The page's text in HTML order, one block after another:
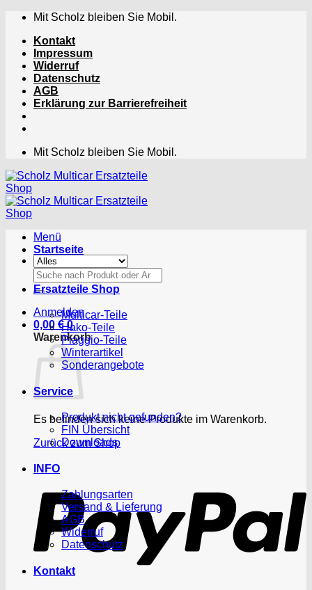
Zum
springen
Mit Scholz bleiben Sie Mobil.
Kontakt
Impressum
Widerruf
Datenschutz
AGB
Erklärung zur Barrierefreiheit
Mit Scholz bleiben Sie Mobil.
Menü
Suchen
nach:
Anmelden
0,00 € 0
Warenkorb
Es befinden sich keine Produkte im Warenkorb.
Zurück zum Shop
Startseite
Ersatzteile Shop
Multicar-Teile
Hako-Teile
Piaggio-Teile
Winterartikel
Sonderangebote
Service
Produkt nicht gefunden?
FIN Übersicht
Downloads
INFO
Zahlungsarten
Versand & Lieferung
AGB
Widerruf
Datenschutz
Kontakt